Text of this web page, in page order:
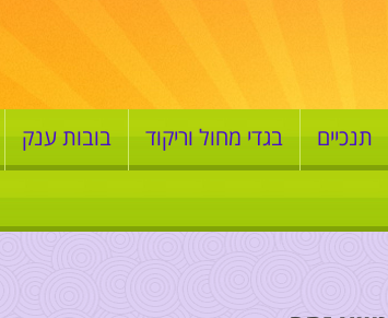
תנכיים בגדי מחול וריקוד בובות ענק